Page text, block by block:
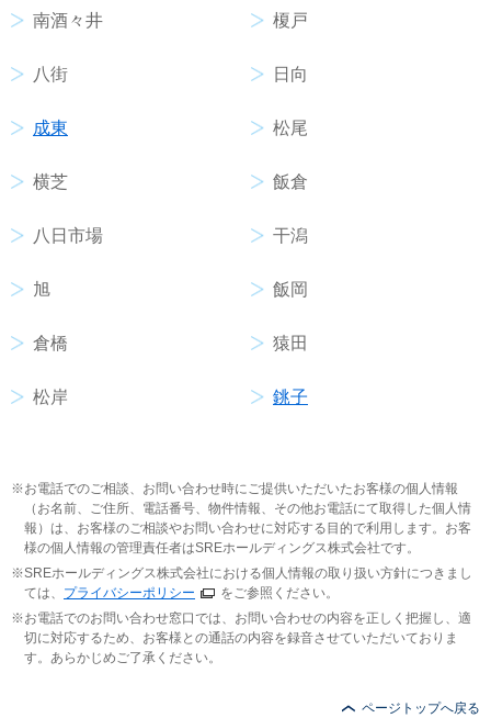
南酒々井 榎戸
八街 日向
成東 松尾
横芝 飯倉
八日市場 干潟
旭 飯岡
倉橋 猿田
松岸 銚子
お電話でのご相談、お問い合わせ時にご提供いただいたお客様の個人情報
（お名前、ご住所、電話番号、物件情報、その他お電話にて取得した個人情
報）は、お客様のご相談やお問い合わせに対応する目的で利用します。お客
様の個人情報の管理責任者はSREホールディングス株式会社です。
SREホールディングス株式会社における個人情報の取り扱い方針につきまし
ては、 プライバシーポリシー
をご参照ください。
お電話でのお問い合わせ窓口では、お問い合わせの内容を正しく把握し、適
切に対応するため、お客様との通話の内容を録音させていただいておりま
す。あらかじめご了承ください。
ページトップへ戻る